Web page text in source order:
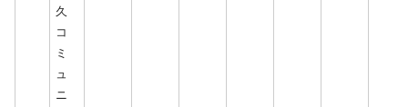
久
コ
ミ
ュ
ニ